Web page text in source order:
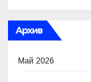
Архив
Май 2026